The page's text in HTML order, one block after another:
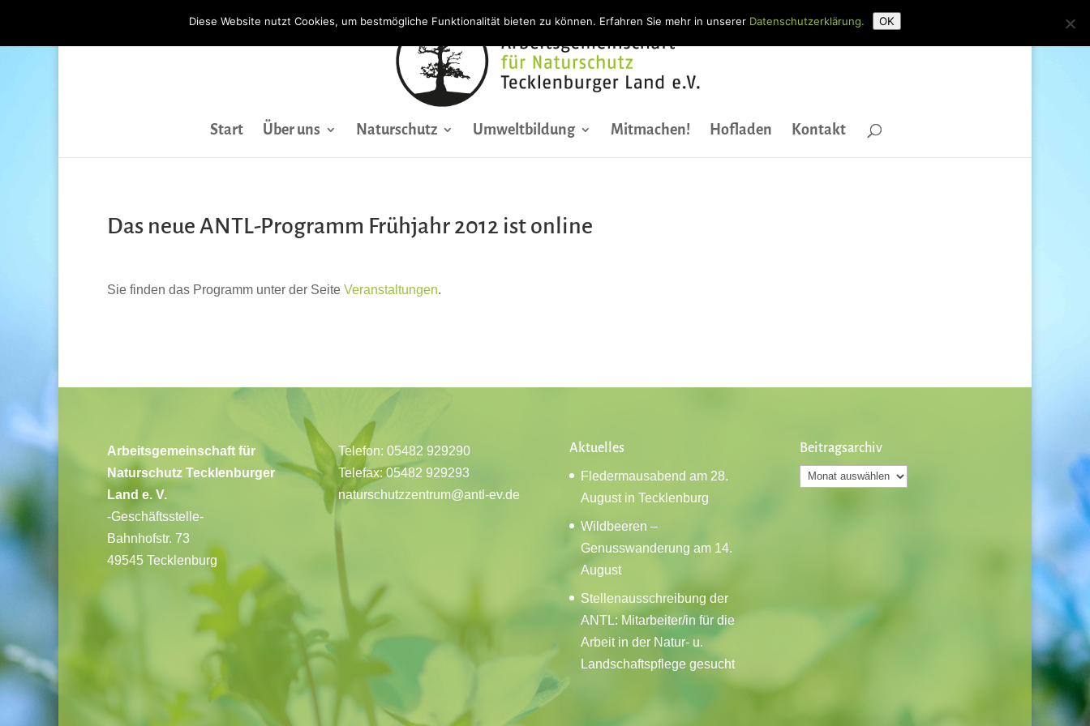
Start Über uns Naturschutz Umweltbildung Mitmachen! Hofladen Kontakt
Das neue ANTL-Programm Frühjahr 2012 ist online
Sie finden das Programm unter der Seite Veranstaltungen.
Arbeitsgemeinschaft für
Naturschutz Tecklenburger
Land e. V.
-Geschäftsstelle-
Bahnhofstr. 73
49545 Tecklenburg
Telefon: 05482 929290
Telefax: 05482 929293
naturschutzzentrum@antl-ev.de
Aktuelles
Fledermausabend am 28.
August in Tecklenburg
Wildbeeren –
Genusswanderung am 14.
August
Stellenausschreibung der
ANTL: Mitarbeiter/in für die
Arbeit in der Natur- u.
Landschaftspflege gesucht
Beitragsarchiv
Beitragsarchiv
Diese Website nutzt Cookies, um bestmögliche Funktionalität bieten zu können. Erfahren Sie mehr in unserer Datenschutzerklärung. OK